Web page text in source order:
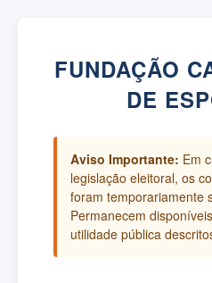
FUNDAÇÃO
DE
Aviso Importante: Em
legislação eleitoral, os
foram temporariamente
Permanecem
utilidade pública